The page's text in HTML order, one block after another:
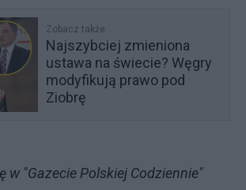
Zobacz także
Najszybciej zmieniona
ustawa na świecie? Węgry
modyfikują prawo pod
Ziobrę
w "Gazecie Polskiej Codziennie"